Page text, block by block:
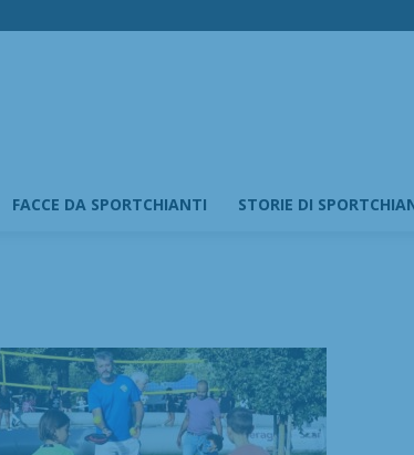
FACCE DA SPORTCHIANTI STORIE DI